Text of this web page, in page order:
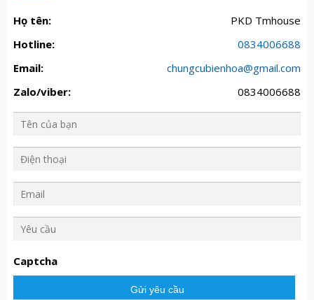
Họ tên:
PKD Tmhouse
Hotline:
0834006688
Email:
chungcubienhoa@gmail.com
Zalo/viber:
0834006688
c
ầ
Captcha